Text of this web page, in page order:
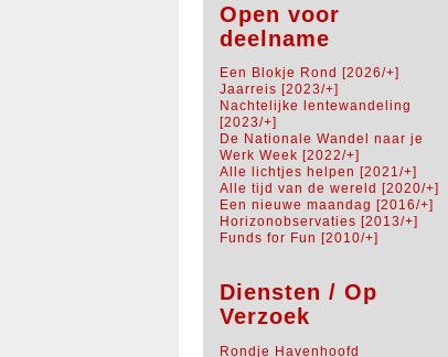
Open voor
deelname
Een Blokje Rond [2026/+]
Jaarreis [2023/+]
Nachtelijke lentewandeling
[2023/+]
De Nationale Wandel naar je
Werk Week [2022/+]
Alle lichtjes helpen [2021/+]
Alle tijd van de wereld [2020/+]
Een nieuwe maandag [2016/+]
Horizonobservaties [2013/+]
Funds for Fun [2010/+]
Diensten / Op
Verzoek
Rondje Havenhoofd